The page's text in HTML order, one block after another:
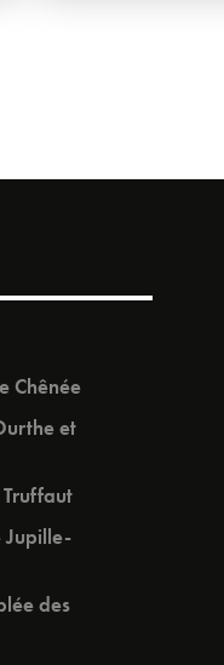
Chênée
et
Truffaut
Jupille-
des